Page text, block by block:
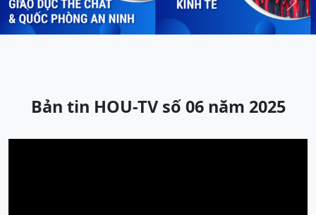
Previous Next
Bản tin HOU-TV số 06 năm 2025